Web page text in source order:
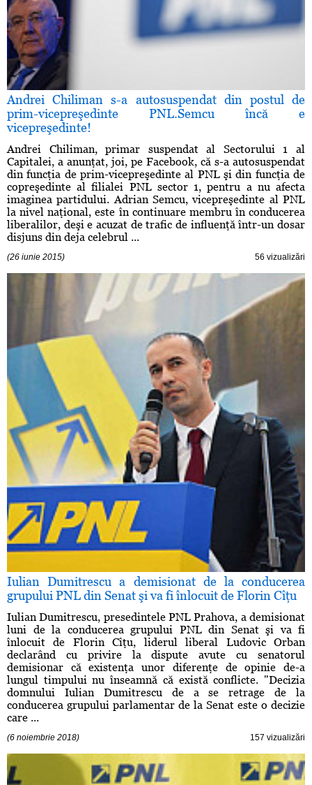
Andrei Chiliman s-a autosuspendat din postul de
prim-vicepreşedinte PNL.Semcu încă e
vicepreşedinte!
Andrei Chiliman, primar suspendat al Sectorului 1 al
Capitalei, a anunţat, joi, pe Facebook, că s-a autosuspendat
din funcţia de prim-vicepreşedinte al PNL şi din funcţia de
copreşedinte al filialei PNL sector 1, pentru a nu afecta
imaginea partidului. Adrian Semcu, vicepreşedinte al PNL
la nivel naţional, este în continuare membru în conducerea
liberalilor, deşi e acuzat de trafic de influenţă într-un dosar
disjuns din deja celebrul ...
(26 iunie 2015) 56 vizualizări
Iulian Dumitrescu a demisionat de la conducerea
grupului PNL din Senat şi va fi înlocuit de Florin Cîţu
Iulian Dumitrescu, presedintele PNL Prahova, a demisionat
luni de la conducerea grupului PNL din Senat şi va fi
înlocuit de Florin Cîţu, liderul liberal Ludovic Orban
declarând cu privire la dispute avute cu senatorul
demisionar că existenţa unor diferenţe de opinie de-a
lungul timpului nu înseamnă că există conflicte. "Decizia
domnului Iulian Dumitrescu de a se retrage de la
conducerea grupului parlamentar de la Senat este o decizie
care ...
(6 noiembrie 2018) 157 vizualizări